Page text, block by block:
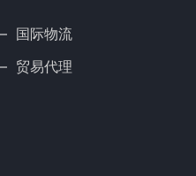
国际物流
贸易代理